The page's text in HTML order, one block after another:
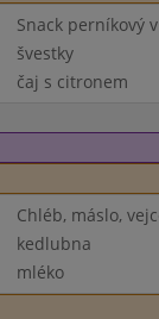
Snack perníkový
švestky
čaj s citronem
Chléb, máslo,
kedlubna
mléko